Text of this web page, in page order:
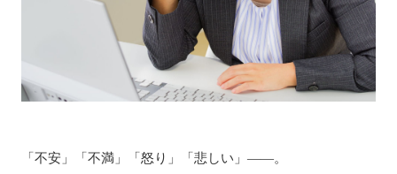
「不安」「不満」「怒り」「悲しい」——。